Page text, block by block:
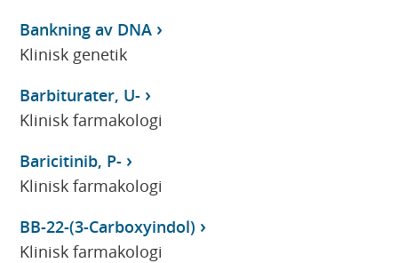
Bankning av DNA
Klinisk genetik
Barbiturater, U-
Klinisk farmakologi
Baricitinib, P-
Klinisk farmakologi
BB-22-(3-Carboxyindol)
Klinisk farmakologi